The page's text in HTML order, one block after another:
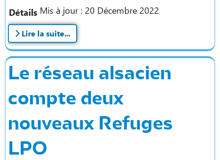
Détails Mis à jour : 20 Décembre 2022
Lire la suite...
Le réseau alsacien
compte deux
nouveaux Refuges
LPO